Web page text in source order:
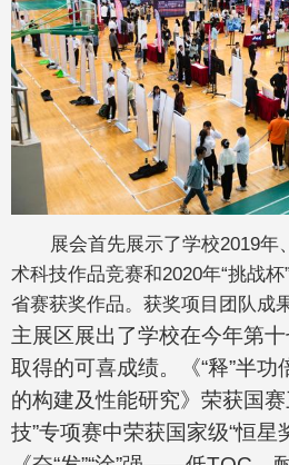
展会首先展示了学校2019年
术科技作品竞赛和2020年“挑战
省赛获奖作品。获奖项目团队成
主展区展出了学校在今年第十
取得的可喜成绩。《“释”半
的构建及性能研究》荣获国
技”专项赛中荣获国家级“恒星